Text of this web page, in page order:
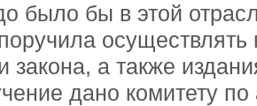
было бы в этой
осуществлять
закона, а также
дано комитету по